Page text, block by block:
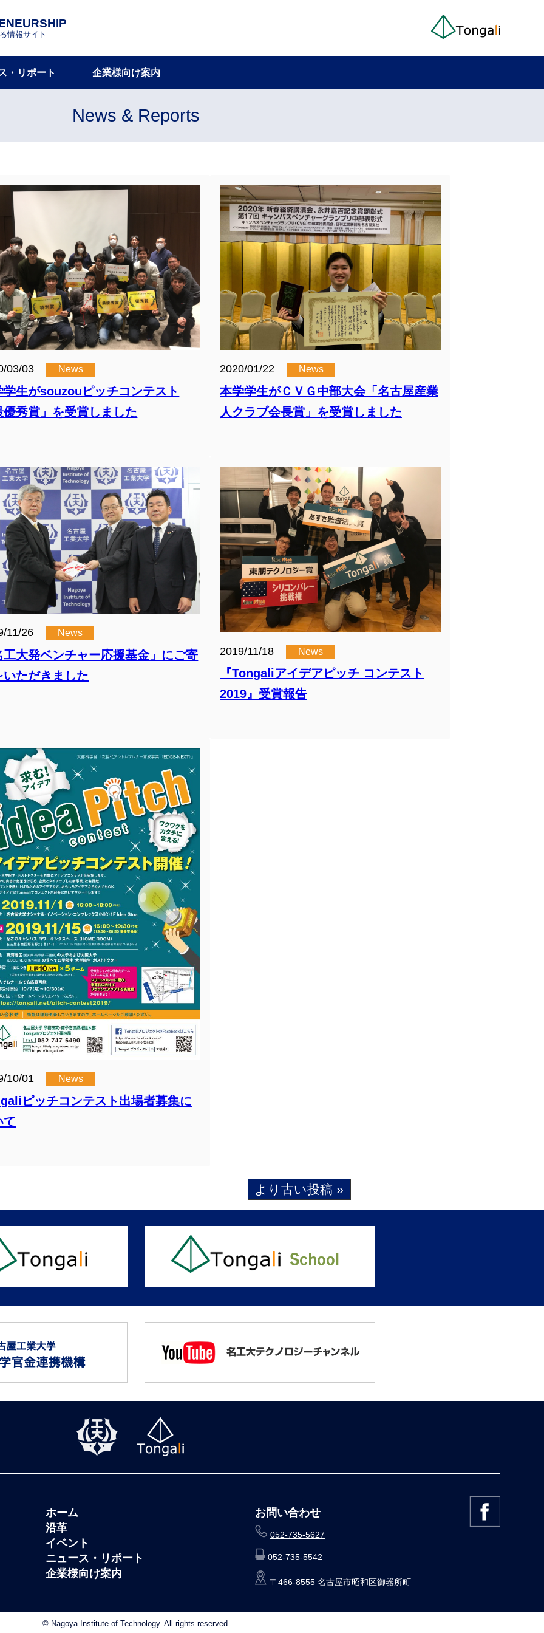
情報サイト
・リポート 企業様向け案内
News & Reports
03/03 News
学生がsouzouピッチコンテスト
優秀賞」を受賞しました
2020/01/22 News
本学学生がＣＶＧ中部大会「名古屋産業
人クラブ会長賞」を受賞しました
11/26 News
工大発ベンチャー応援基金」にご寄
いただきました
2019/11/18 News
『Tongaliアイデアピッチ コンテスト
2019』受賞報告
10/01 News
ピッチコンテスト出場者募集に
て
より古い投稿 »
ホーム
沿革
イベント
ニュース・リポート
企業様向け案内
お問い合わせ
052-735-5627
052-735-5542
〒466-8555 名古屋市昭和区御器所町
© Nagoya Institute of Technology. All rights reserved.